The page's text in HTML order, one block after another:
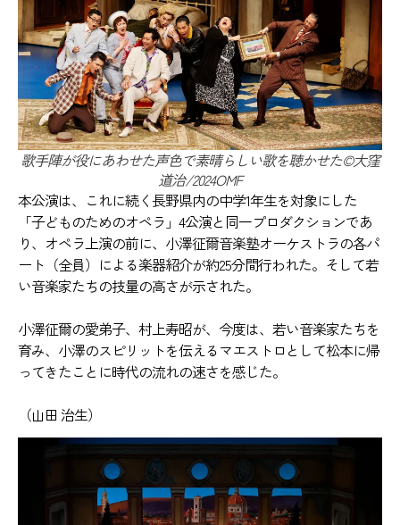
歌手陣が役にあわせた声色で素晴らしい歌を聴かせた©大窪
道治/2024OMF
本公演は、これに続く長野県内の中学1年生を対象にした
「子どものためのオペラ」4公演と同一プロダクションであ
り、オペラ上演の前に、小澤征爾音楽塾オーケストラの各パ
ート（全員）による楽器紹介が約25分間行われた。そして若
い音楽家たちの技量の高さが示された。
小澤征爾の愛弟子、村上寿昭が、今度は、若い音楽家たちを
育み、小澤のスピリットを伝えるマエストロとして松本に帰
ってきたことに時代の流れの速さを感じた。
（山田 治生）